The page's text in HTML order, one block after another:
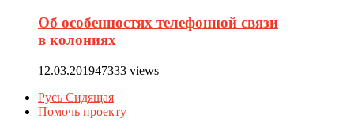
Об особенностях телефонной связи
в колониях
12.03.201947333 views
Русь Сидящая
Помочь проекту